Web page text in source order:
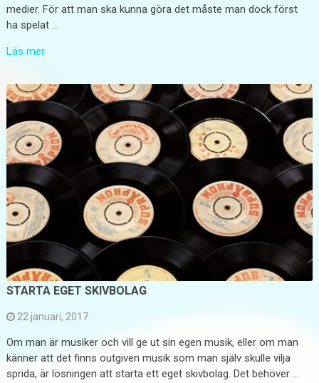
medier. För att man ska kunna göra det måste man dock först
ha spelat …
Läs mer
STARTA EGET SKIVBOLAG
22 januari, 2017
Om man är musiker och vill ge ut sin egen musik, eller om man
känner att det finns outgiven musik som man själv skulle vilja
sprida, är lösningen att starta ett eget skivbolag. Det behöver …